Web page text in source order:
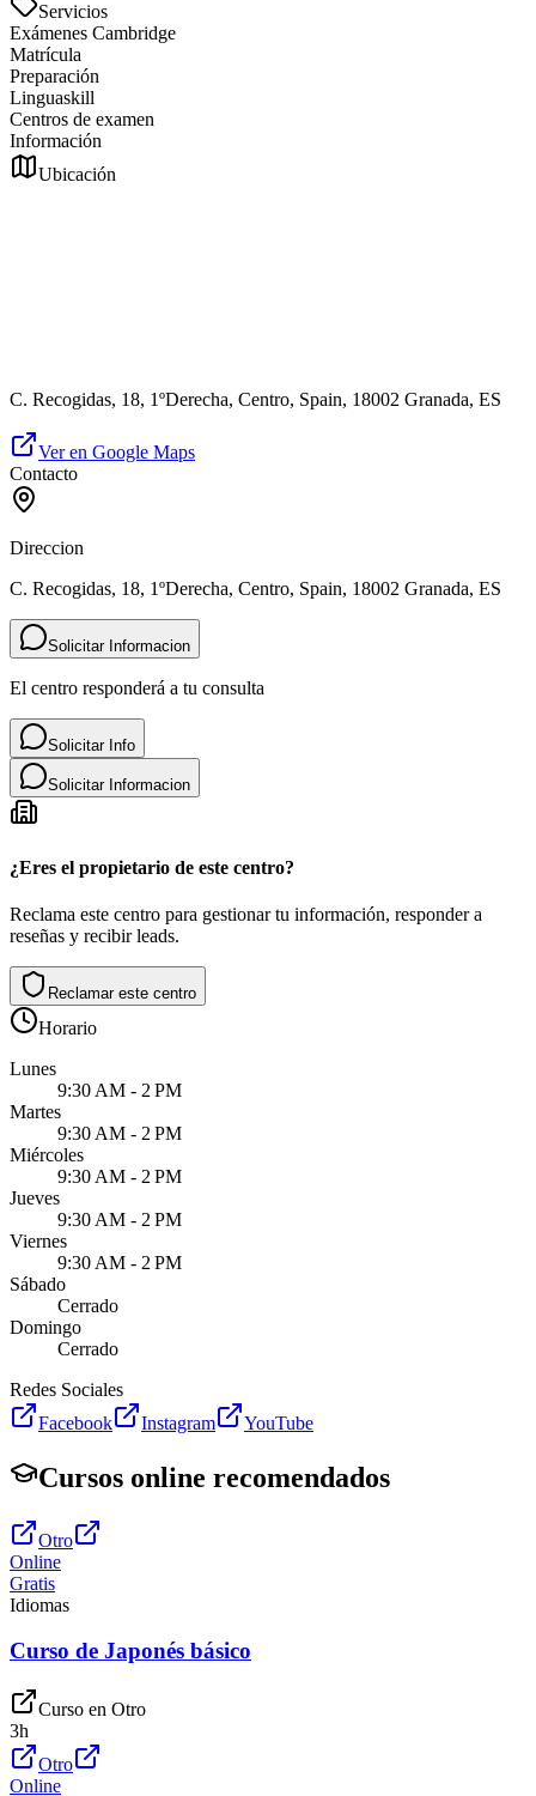
Servicios
Exámenes Cambridge
Matrícula
Preparación
Linguaskill
Centros de examen
Información
Ubicación
C. Recogidas, 18, 1ºDerecha, Centro, Spain, 18002 Granada, ES
Ver en Google Maps
Contacto
Direccion
C. Recogidas, 18, 1ºDerecha, Centro, Spain, 18002 Granada, ES
Solicitar Informacion
El centro responderá a tu consulta
Solicitar Info
Solicitar Informacion
¿Eres el propietario de este centro?
Reclama este centro para gestionar tu información, responder a
reseñas y recibir leads.
Reclamar este centro
Horario
Lunes
9:30 AM - 2 PM
Martes
9:30 AM - 2 PM
Miércoles
9:30 AM - 2 PM
Jueves
9:30 AM - 2 PM
Viernes
9:30 AM - 2 PM
Sábado
Cerrado
Domingo
Cerrado
Redes Sociales
Facebook
Instagram YouTube
Cursos online recomendados
Otro
Online
Gratis
Idiomas
Curso de Japonés básico
Curso en Otro
3h
Otro
Online